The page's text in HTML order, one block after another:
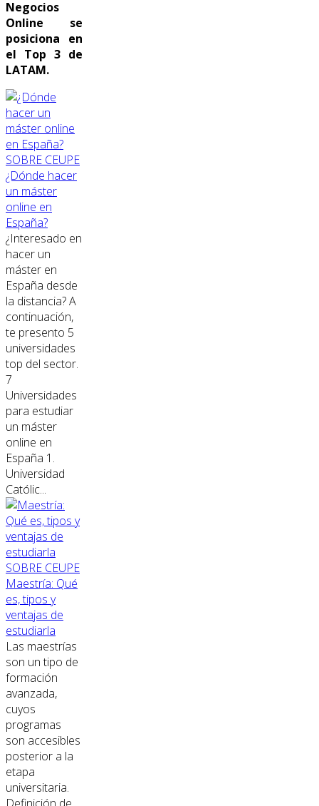
Negocios
Online se
posiciona en
el Top 3 de
LATAM.
SOBRE CEUPE
¿Dónde hacer
un máster
online en
España?
¿Interesado en
hacer un
máster en
España desde
la distancia? A
continuación,
te presento 5
universidades
top del sector.
7
Universidades
para estudiar
un máster
online en
España 1.
Universidad
Católic...
SOBRE CEUPE
Maestría: Qué
es, tipos y
ventajas de
estudiarla
Las maestrías
son un tipo de
formación
avanzada,
cuyos
programas
son accesibles
posterior a la
etapa
universitaria.